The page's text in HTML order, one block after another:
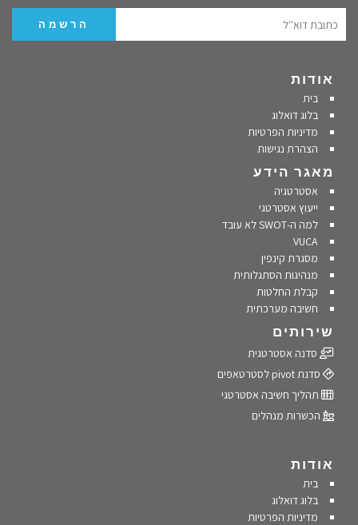
אודות
בית
בלוג דואלוג
מדיניות הפרטיות
הצהרת נגישות
מאגר הידע
אסטרטגיה
ייעוץ אסטרטגי
למה ה-SWOT לא עובד
VUCA
מסגרת קינפין
מנהיגות הסתגלותית
קבלת החלטות
חשיבה מערכתית
שירותים
סדנה אסטרטגית
סדנת pivot לסטרטאפים
תהליך חשיבה אסטרטגי
הכשרות מנהלים
אודות
בית
בלוג דואלוג
מדיניות הפרטיות